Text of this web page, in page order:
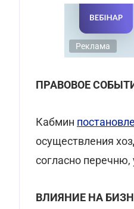
Реклама
ПРАВОВОЕ
Кабмин
осуществления
согласно
ВЛИЯНИЕ НА